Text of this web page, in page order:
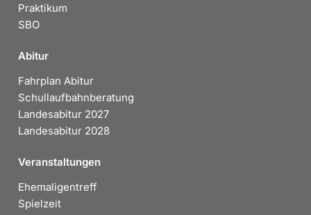
Praktikum
SBO
Abitur
Fahrplan Abitur
Schullaufbahnberatung
Landesabitur 2027
Landesabitur 2028
Veranstaltungen
Ehemaligentreff
Spielzeit